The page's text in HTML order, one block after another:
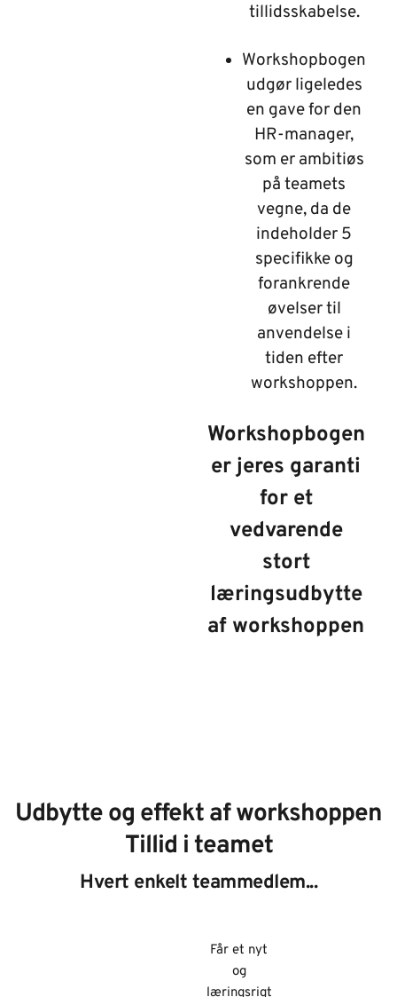
tillidsskabelse.
Workshopbogen
udgør ligeledes
en gave for den
HR-manager,
som er ambitiøs
på teamets
vegne, da de
indeholder 5
specifikke og
forankrende
øvelser til
anvendelse i
tiden efter
workshoppen.
Workshopbogen
er jeres garanti
for et
vedvarende
stort
læringsudbytte
af workshoppen
Udbytte og effekt af workshoppen
Tillid i teamet
Hvert enkelt teammedlem...
Får et nyt
og
læringsrigt